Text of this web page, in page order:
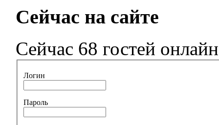
Сейчас на сайте
Сейчас 68 гостей онлайн
Логин
Пароль